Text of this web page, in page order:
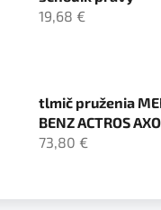
19,68 €
tlmič pruženia
BENZ ACTROS
73,80 €